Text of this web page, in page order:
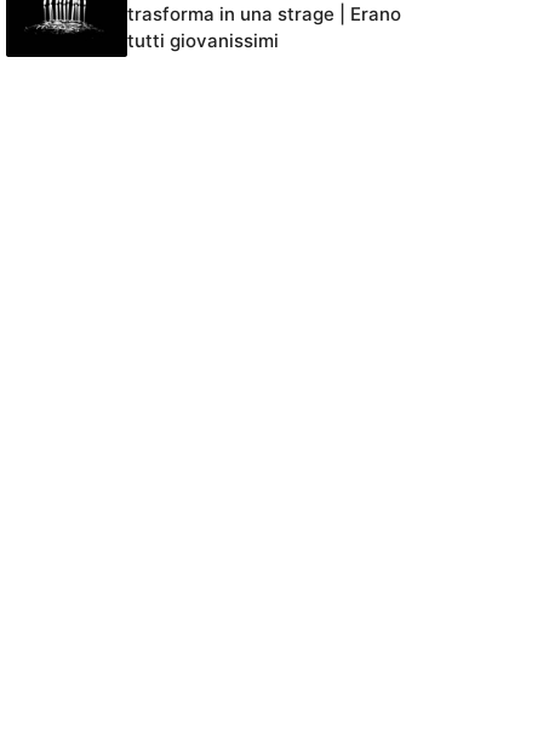
trasforma in una strage | Erano
tutti giovanissimi